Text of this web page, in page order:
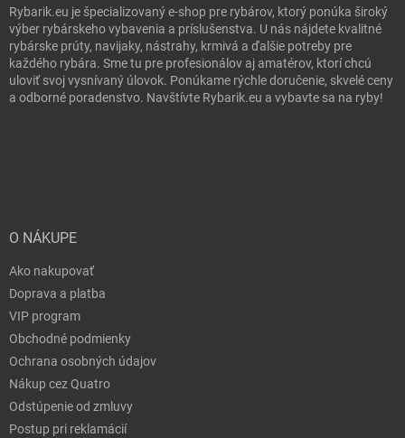
Rybarik.eu je špecializovaný e-shop pre rybárov, ktorý ponúka široký
výber rybárskeho vybavenia a príslušenstva. U nás nájdete kvalitné
rybárske prúty, navijaky, nástrahy, krmivá a ďalšie potreby pre
každého rybára. Sme tu pre profesionálov aj amatérov, ktorí chcú
uloviť svoj vysnívaný úlovok. Ponúkame rýchle doručenie, skvelé ceny
a odborné poradenstvo. Navštívte Rybarik.eu a vybavte sa na ryby!
O NÁKUPE
Ako nakupovať
Doprava a platba
VIP program
Obchodné podmienky
Ochrana osobných údajov
Nákup cez Quatro
Odstúpenie od zmluvy
Postup pri reklamácií